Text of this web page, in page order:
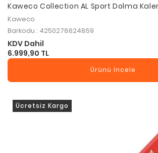
Kaweco Collection AL Sport Dolma
Violet 10002128
Kaweco
Barkodu : 4250278624859
KDV Dahil
6.999,90 TL
Ürünü İncele
Ücretsiz Kargo